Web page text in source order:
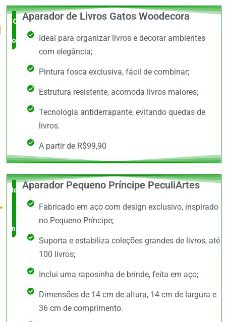
O Mais
completo
Aparador de Livros Gatos Woodecora
Ideal para organizar livros e decorar ambientes
com elegância;
Pintura fosca exclusiva, fácil de combinar;
Estrutura resistente, acomoda livros maiores;
Tecnologia antiderrapante, evitando quedas de
livros.
A partir de R$99,90
Novidade
no
mercado
Aparador Pequeno Príncipe PeculiArtes
Fabricado em aço com design exclusivo, inspirado
no Pequeno Príncipe;
Suporta e estabiliza coleções grandes de livros, até
100 livros;
Inclui uma raposinha de brinde, feita em aço;
Dimensões de 14 cm de altura, 14 cm de largura e
36 cm de comprimento.